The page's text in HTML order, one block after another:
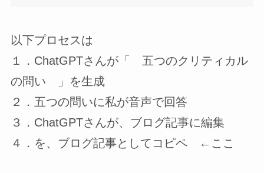
以下プロセスは
１．ChatGPTさんが「 五つのクリティカル
の問い 」を生成
２．五つの問いに私が音声で回答
３．ChatGPTさんが、ブログ記事に編集
４．を、ブログ記事としてコピペ ←ここ